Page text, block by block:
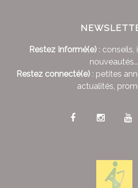
Restez Informé(e): conseils,
nouveautés...
Restez connecté(e): petites
actualités,